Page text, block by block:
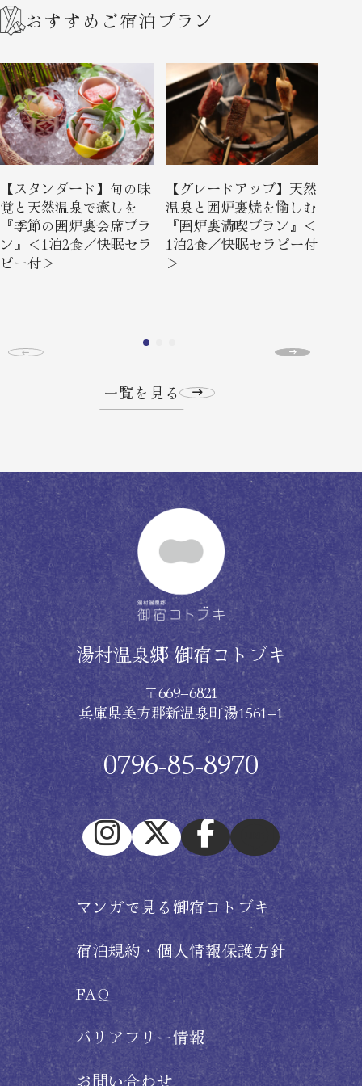
おすすめご宿泊プラン
【スタンダード】旬の味
覚と天然温泉で癒しを
『季節の囲炉裏会席プラ
ン』＜1泊2食／快眠セラ
ピー付＞
【グレードアップ】天然
温泉と囲炉裏焼を愉しむ
『囲炉裏満喫プラン』＜
1泊2食／快眠セラピー付
＞
一覧を見る
湯村温泉郷 御宿コトブキ
〒669−6821
兵庫県美方郡新温泉町湯1561−1
0796-85-8970
マンガで見る御宿コトブキ
宿泊規約・個人情報保護方針
FAQ
バリアフリー情報
お問い合わせ